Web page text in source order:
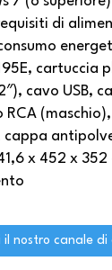
di
cartuccia
cavo USB,
RCA
x 452 x 352
il nostro canale